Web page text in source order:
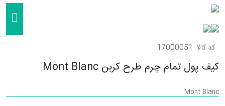
کد کالا 17000051
کیف پول تمام چرم طرح کربن Mont Blanc
Mont Blanc